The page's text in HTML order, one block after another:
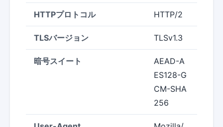
HTTPプロトコル HTTP/2
TLSバージョン TLSv1.3
暗号スイート
AEAD-A
ES128-G
CM-SHA
256